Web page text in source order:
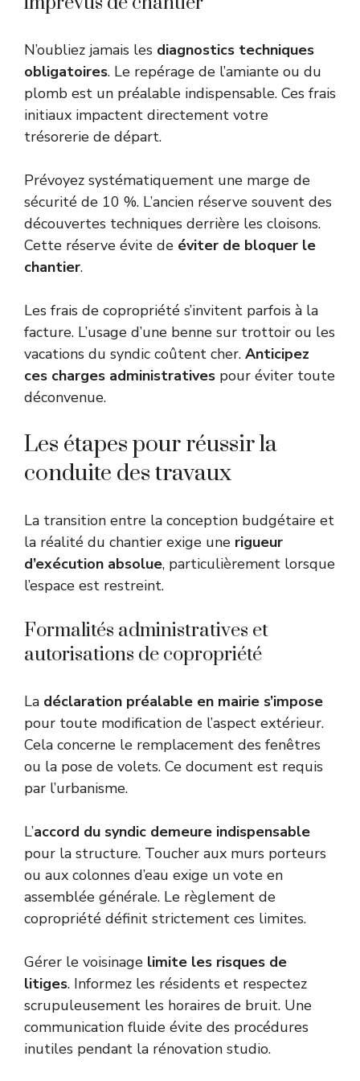
N’oubliez jamais les diagnostics techniques
obligatoires. Le repérage de l’amiante ou du
plomb est un préalable indispensable. Ces frais
initiaux impactent directement votre
trésorerie de départ.
Prévoyez systématiquement une marge de
sécurité de 10 %. L’ancien réserve souvent des
découvertes techniques derrière les cloisons.
Cette réserve évite de éviter de bloquer le
chantier.
Les frais de copropriété s’invitent parfois à la
facture. L’usage d’une benne sur trottoir ou les
vacations du syndic coûtent cher. Anticipez
ces charges administratives pour éviter toute
déconvenue.
Les étapes pour réussir la
conduite des travaux
La transition entre la conception budgétaire et
la réalité du chantier exige une rigueur
d’exécution absolue, particulièrement lorsque
l’espace est restreint.
Formalités administratives et
autorisations de copropriété
La déclaration préalable en mairie s’impose
pour toute modification de l’aspect extérieur.
Cela concerne le remplacement des fenêtres
ou la pose de volets. Ce document est requis
par l’urbanisme.
L’accord du syndic demeure indispensable
pour la structure. Toucher aux murs porteurs
ou aux colonnes d’eau exige un vote en
assemblée générale. Le règlement de
copropriété définit strictement ces limites.
Gérer le voisinage limite les risques de
litiges. Informez les résidents et respectez
scrupuleusement les horaires de bruit. Une
communication fluide évite des procédures
inutiles pendant la rénovation studio.